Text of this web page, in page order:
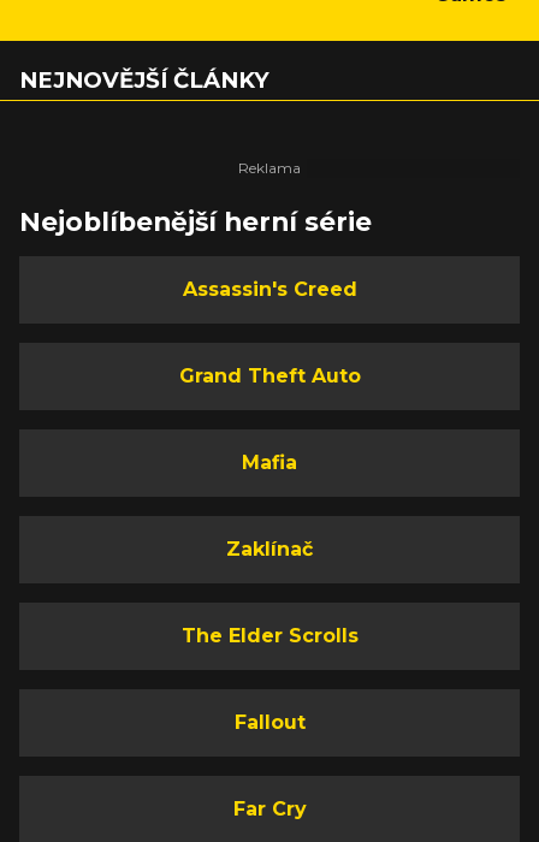
NEJNOVĚJŠÍ ČLÁNKY
Nejoblíbenější herní série
Assassin's Creed
Grand Theft Auto
Mafia
Zaklínač
The Elder Scrolls
Fallout
Far Cry